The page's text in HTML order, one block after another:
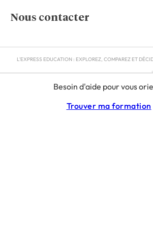
Besoin d'aide pour vous
Trouver ma formation
Nous contacter
L'EXPRESS EDUCATION : EXPLOREZ, COMPAREZ ET
RGPD